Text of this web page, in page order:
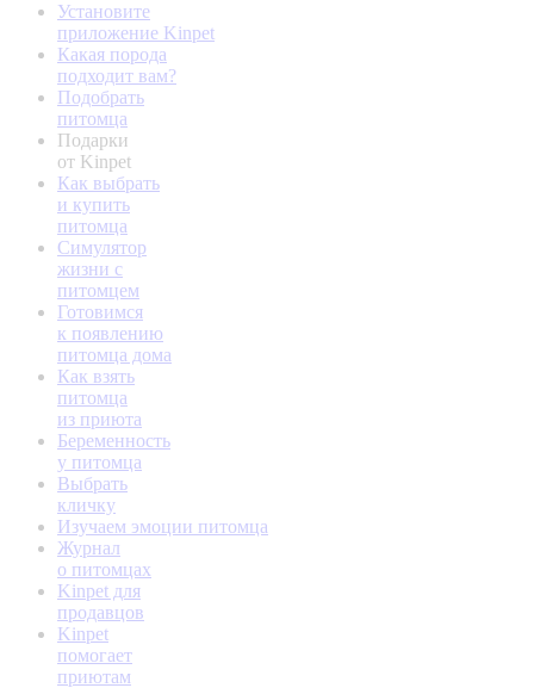
Установите
приложение Kinpet
Какая порода
подходит вам?
Подобрать
питомца
Подарки
от Kinpet
Как выбрать
и купить
питомца
Симулятор
жизни с
питомцем
Готовимся
к появлению
питомца дома
Как взять
питомца
из приюта
Беременность
у питомца
Выбрать
кличку
Изучаем эмоции питомца
Журнал
о питомцах
Kinpet для
продавцов
Kinpet
помогает
приютам